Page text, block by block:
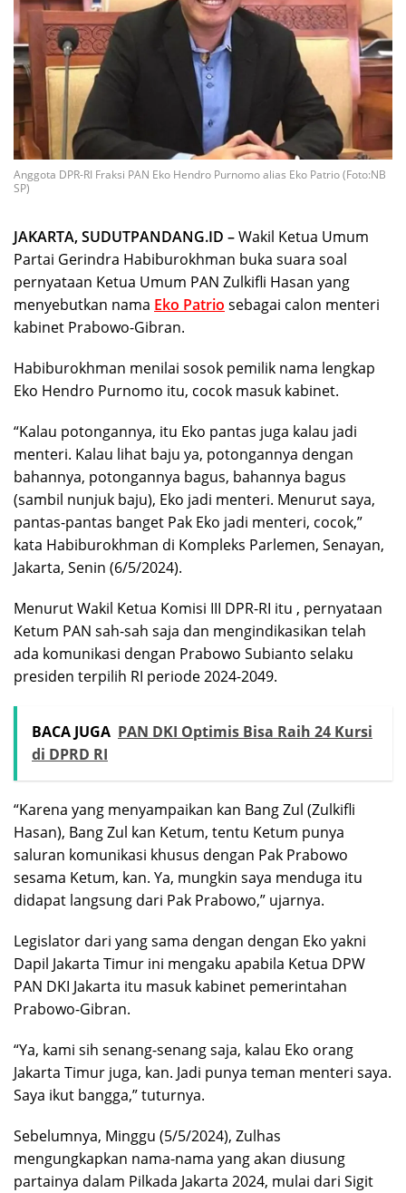
Anggota DPR-RI Fraksi PAN Eko Hendro Purnomo alias Eko Patrio (Foto:NB
SP)
JAKARTA, SUDUTPANDANG.ID –Wakil Ketua Umum
Partai Gerindra Habiburokhman buka suara soal
pernyataan Ketua Umum PAN Zulkifli Hasan yang
menyebutkan nama Eko Patrio sebagai calon menteri
kabinet Prabowo-Gibran.
Habiburokhman menilai sosok pemilik nama lengkap
Eko Hendro Purnomo itu, cocok masuk kabinet.
“Kalau potongannya, itu Eko pantas juga kalau jadi
menteri. Kalau lihat baju ya, potongannya dengan
bahannya, potongannya bagus, bahannya bagus
(sambil nunjuk baju), Eko jadi menteri. Menurut saya,
pantas-pantas banget Pak Eko jadi menteri, cocok,”
kata Habiburokhman di Kompleks Parlemen, Senayan,
Jakarta, Senin (6/5/2024).
Menurut Wakil Ketua Komisi III DPR-RI itu , pernyataan
Ketum PAN sah-sah saja dan mengindikasikan telah
ada komunikasi dengan Prabowo Subianto selaku
presiden terpilih RI periode 2024-2049.
BACA JUGA PAN DKI Optimis Bisa Raih 24 Kursi
di DPRD RI
“Karena yang menyampaikan kan Bang Zul (Zulkifli
Hasan), Bang Zul kan Ketum, tentu Ketum punya
saluran komunikasi khusus dengan Pak Prabowo
sesama Ketum, kan. Ya, mungkin saya menduga itu
didapat langsung dari Pak Prabowo,” ujarnya.
Legislator dari yang sama dengan dengan Eko yakni
Dapil Jakarta Timur ini mengaku apabila Ketua DPW
PAN DKI Jakarta itu masuk kabinet pemerintahan
Prabowo-Gibran.
“Ya, kami sih senang-senang saja, kalau Eko orang
Jakarta Timur juga, kan. Jadi punya teman menteri saya.
Saya ikut bangga,” tuturnya.
Sebelumnya, Minggu (5/5/2024), Zulhas
mengungkapkan nama-nama yang akan diusung
partainya dalam Pilkada Jakarta 2024, mulai dari Sigit